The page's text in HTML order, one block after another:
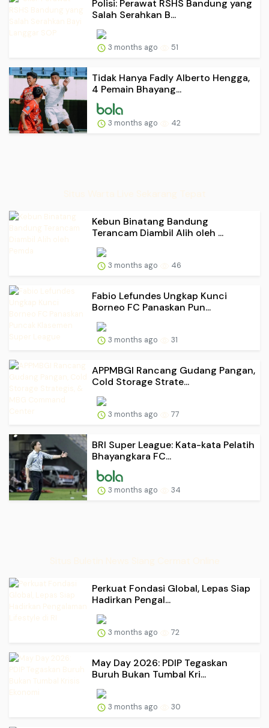
Polisi: Perawat RSHS Bandung yang
Salah Serahkan B...
3 months ago 51
Tidak Hanya Fadly Alberto Hengga,
4 Pemain Bhayang...
3 months ago 42
Kebun Binatang Bandung
Terancam Diambil Alih oleh ...
3 months ago 46
Fabio Lefundes Ungkap Kunci
Borneo FC Panaskan Pun...
3 months ago 31
APPMBGI Rancang Gudang Pangan,
Cold Storage Strate...
3 months ago 77
BRI Super League: Kata-kata Pelatih
Bhayangkara FC...
3 months ago 34
Perkuat Fondasi Global, Lepas Siap
Hadirkan Pengal...
3 months ago 72
May Day 2026: PDIP Tegaskan
Buruh Bukan Tumbal Kri...
3 months ago 30